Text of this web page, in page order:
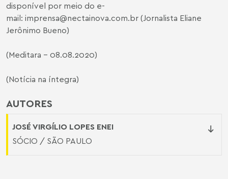
AUTORES
JOSÉ VIRGÍLIO LOPES ENEI
SÓCIO / SÃO PAULO
disponível por meio do e-
mail: imprensa@nectainova.com.br (Jornalista Eliane
Jerônimo Bueno)
(Meditara – 08.08.2020)
(Notícia na íntegra)